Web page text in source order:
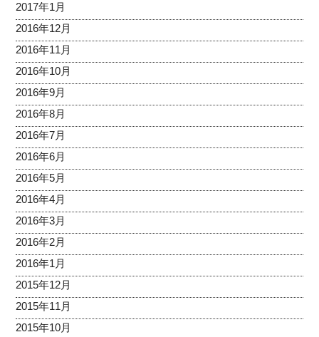
2017年1月
2016年12月
2016年11月
2016年10月
2016年9月
2016年8月
2016年7月
2016年6月
2016年5月
2016年4月
2016年3月
2016年2月
2016年1月
2015年12月
2015年11月
2015年10月